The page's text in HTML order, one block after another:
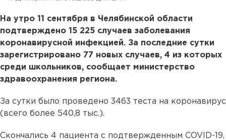
На утро 11 сентября в Челябинской области
подтверждено 15 225 случаев заболевания
коронавирусной инфекцией. За последние сутки
зарегистрировано 77 новых случаев, 4 из которых
среди школьников, сообщает министерство
здравоохранения региона.
За сутки было проведено 3463 теста на коронавирус
(всего более 540,8 тыс.).
Скончались 4 пациента с подтвержденным COVID-19,